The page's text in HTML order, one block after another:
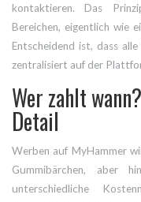
kontaktieren. Das
Bereichen, eigentlich wie
Entscheidend ist, dass
zentralisiert auf der
Wer zahlt
Detail
Werben auf MyHammer
Gummibärchen, aber
unterschiedliche